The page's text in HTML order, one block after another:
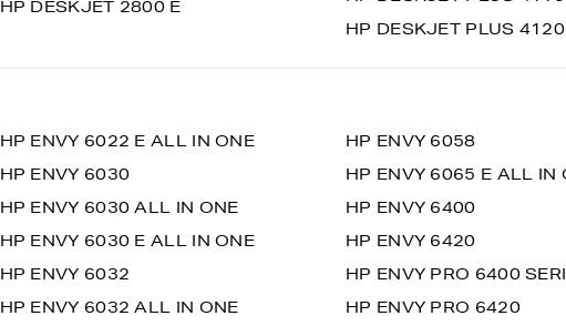
HP DESKJET 2800 E
HP DESKJET PLUS 4120
HP ENVY 6022 E ALL IN ONE
HP ENVY 6030
HP ENVY 6030 ALL IN ONE
HP ENVY 6030 E ALL IN ONE
HP ENVY 6032
HP ENVY 6032 ALL IN ONE
HP ENVY 6058
HP ENVY 6065 E ALL IN
HP ENVY 6400
HP ENVY 6420
HP ENVY PRO 6400
HP ENVY PRO 6420